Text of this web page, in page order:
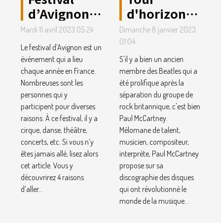
d’Avignon :
4 raisons
d’y aller
Mardi 11 avril 2023 05:24
Le festival d’Avignon est un
évènement qui a lieu
chaque année en France.
Nombreuses sont les
personnes qui y
participent pour diverses
raisons. À ce festival, il y a
cirque, danse, théâtre,
concerts, etc. Si vous n’y
êtes jamais allé, lisez alors
cet article. Vous y
découvrirez 4 raisons
d’aller...
d'horizon
sur la vie de
Paul
McCartney
Dimanche 8 janvier 2023
01:04
S'il y a bien un ancien
membre des Beatles qui a
été prolifique après la
séparation du groupe de
rock britannique, c'est bien
Paul McCartney.
Mélomane de talent,
musicien, compositeur,
interprète, Paul McCartney
propose sur sa
discographie des disques
qui ont révolutionné le
monde de la musique...